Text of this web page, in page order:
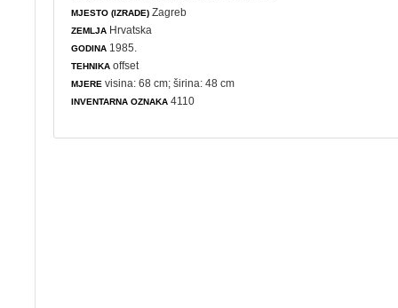
MJESTO (IZRADE) Zagreb
ZEMLJA Hrvatska
GODINA 1985.
TEHNIKA offset
MJERE visina: 68 cm; širina: 48 cm
INVENTARNA OZNAKA 4110